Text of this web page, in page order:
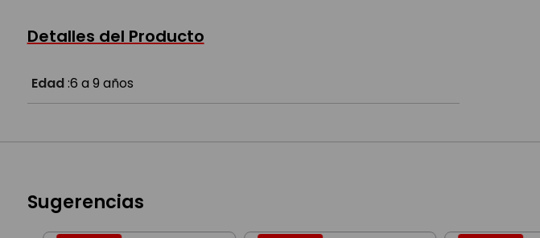
Detalles del Producto
Edad:6 a 9 años
Sugerencias